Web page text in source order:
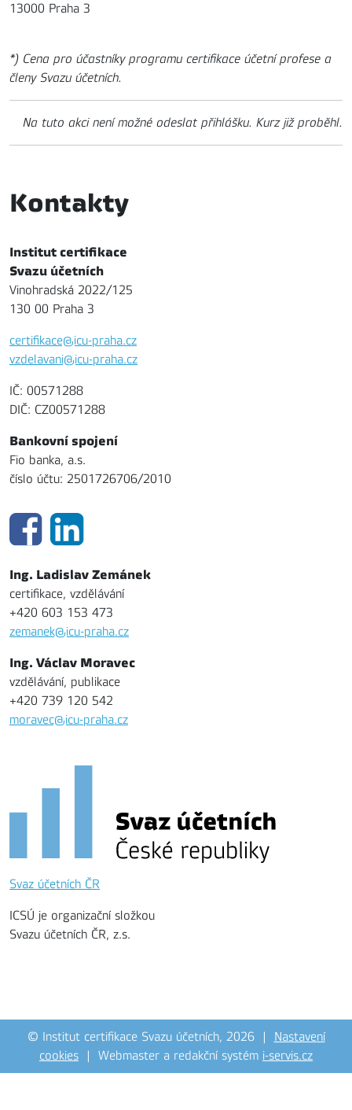
13000 Praha 3
*) Cena pro účastníky programu certifikace účetní profese a
členy Svazu účetních.
Na tuto akci není možné odeslat přihlášku. Kurz již proběhl.
Kontakty
Institut certifikace
Svazu účetních
Vinohradská 2022/125
130 00 Praha 3
certifikace@icu-praha.cz
vzdelavani@icu-praha.cz
IČ: 00571288
DIČ: CZ00571288
Bankovní spojení
Fio banka, a.s.
číslo účtu: 2501726706/2010
Ing. Ladislav Zemánek
certifikace, vzdělávání
+420 603 153 473
zemanek@icu-praha.cz
Ing. Václav Moravec
vzdělávání, publikace
+420 739 120 542
moravec@icu-praha.cz
Svaz účetních ČR
ICSÚ je organizační složkou
Svazu účetních ČR, z.s.
© Institut certifikace Svazu účetních, 2026 | Nastavení
cookies | Webmaster a redakční systém i-servis.cz